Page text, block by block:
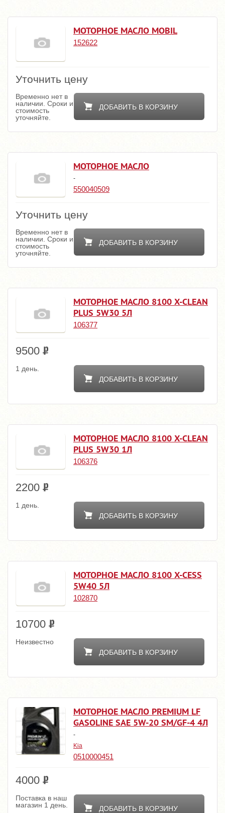
МОТОРНОЕ МАСЛО MOBIL
152622
Уточнить цену
ДОБАВИТЬ В КОРЗИНУ
Временно нет в
наличии. Сроки и
стоимость
уточняйте.
МОТОРНОЕ МАСЛО
-
550040509
Уточнить цену
ДОБАВИТЬ В КОРЗИНУ
Временно нет в
наличии. Сроки и
стоимость
уточняйте.
МОТОРНОЕ МАСЛО 8100 X-CLEAN
PLUS 5W30 5Л
106377
9500
ДОБАВИТЬ В КОРЗИНУ
1 день.
МОТОРНОЕ МАСЛО 8100 X-CLEAN
PLUS 5W30 1Л
106376
2200
ДОБАВИТЬ В КОРЗИНУ
1 день.
МОТОРНОЕ МАСЛО 8100 X-CESS
5W40 5Л
102870
10700
ДОБАВИТЬ В КОРЗИНУ
Неизвестно
МОТОРНОЕ МАСЛО PREMIUM LF
GASOLINE SAE 5W-20 SM/GF-4 4Л
-
Kia
0510000451
4000
ДОБАВИТЬ В КОРЗИНУ
Поставка в наш
магазин 1 день.